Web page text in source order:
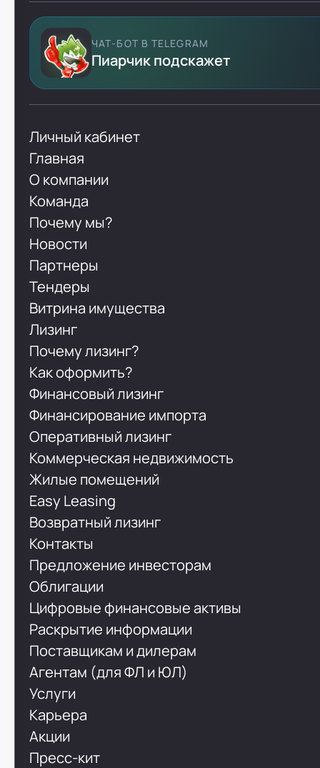
ЧАТ-БОТ В TELEGRAM
Пиарчик подскажет
Личный кабинет
Главная
О компании
Команда
Почему мы?
Новости
Партнеры
Тендеры
Витрина имущества
Лизинг
Почему лизинг?
Как оформить?
Финансовый лизинг
Финансирование импорта
Оперативный лизинг
Коммерческая недвижимость
Жилые помещений
Easy Leasing
Возвратный лизинг
Контакты
Предложение инвесторам
Облигации
Цифровые финансовые активы
Раскрытие информации
Поставщикам и дилерам
Агентам (для ФЛ и ЮЛ)
Услуги
Карьера
Акции
Пресс-кит